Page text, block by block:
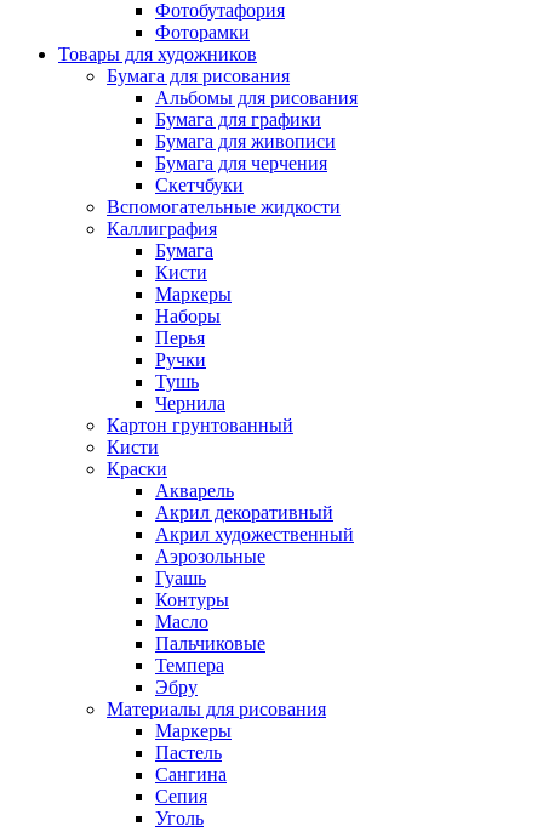
Фотобутафория
Фоторамки
Товары для художников
Бумага для рисования
Альбомы для рисования
Бумага для графики
Бумага для живописи
Бумага для черчения
Скетчбуки
Вспомогательные жидкости
Каллиграфия
Бумага
Кисти
Маркеры
Наборы
Перья
Ручки
Тушь
Чернила
Картон грунтованный
Кисти
Краски
Акварель
Акрил декоративный
Акрил художественный
Аэрозольные
Гуашь
Контуры
Масло
Пальчиковые
Темпера
Эбру
Материалы для рисования
Маркеры
Пастель
Сангина
Сепия
Уголь